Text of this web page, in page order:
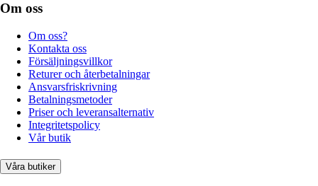
Om oss
Om oss?
Kontakta oss
Försäljningsvillkor
Returer och återbetalningar
Ansvarsfriskrivning
Betalningsmetoder
Priser och leveransalternativ
Integritetspolicy
Vår butik
Våra butiker